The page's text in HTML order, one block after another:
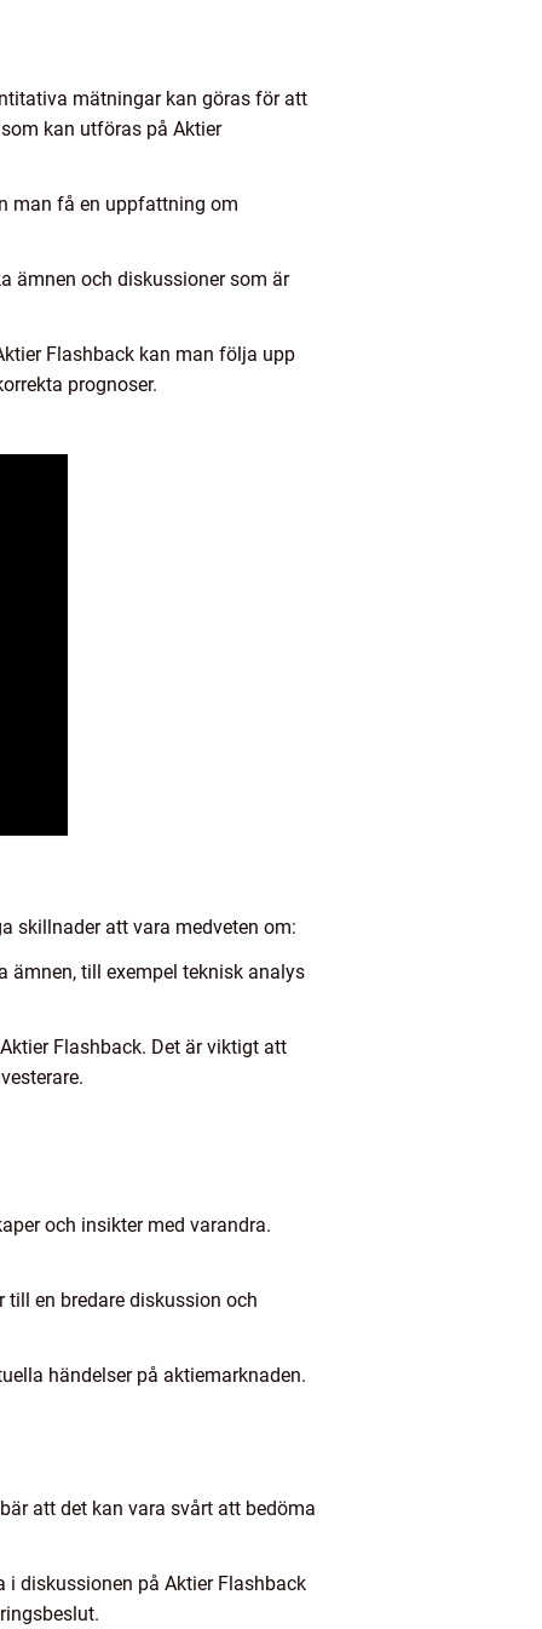
mätningar kan göras för att
kan utföras på Aktier
man få en uppfattning om
ämnen och diskussioner som är
Flashback kan man följa upp
prognoser.
skillnader att vara medveten om:
ämnen, till exempel teknisk analys
Flashback. Det är viktigt att
och insikter med varandra.
en bredare diskussion och
händelser på aktiemarknaden.
att det kan vara svårt att bedöma
diskussionen på Aktier Flashback